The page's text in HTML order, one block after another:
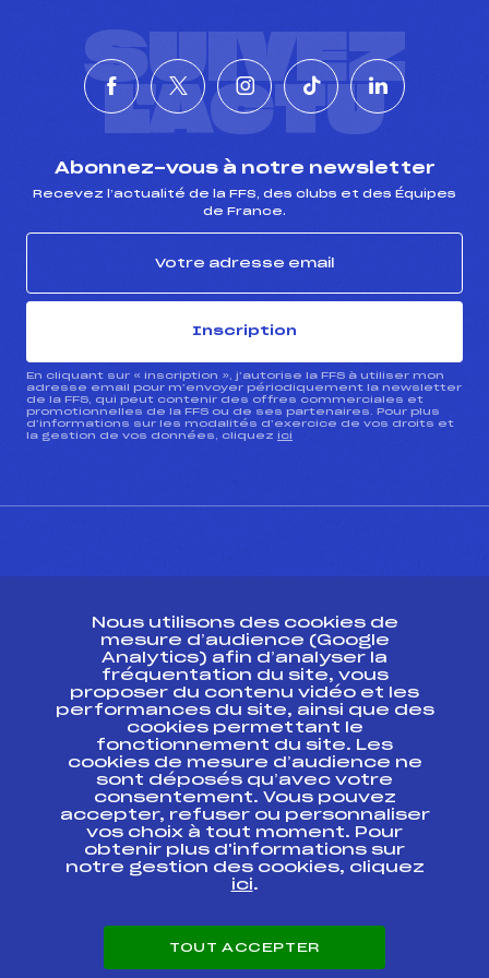
SUIVEZ
L'ACTU
Abonnez-vous à notre newsletter
Recevez l’actualité de la FFS, des clubs et des Équipes
de France.
Inscription
En cliquant sur « inscription », j’autorise la FFS à utiliser mon
adresse email pour m’envoyer périodiquement la newsletter
de la FFS, qui peut contenir des offres commerciales et
promotionnelles de la FFS ou de ses partenaires. Pour plus
d’informations sur les modalités d’exercice de vos droits et
la gestion de vos données, cliquez ici
Ressources
Pass’Neige
Projet sportif fédéral
Projet de performance fédéral
Antidopage
Pôle Développement, Formation, Suivi
Scientifique
Listes ministérielles
Pôle vie de l’athlète
Enseignement professionnel
Carrières
Nous utilisons des cookies de
mesure d’audience (Google
Analytics) afin d’analyser la
fréquentation du site, vous
proposer du contenu vidéo et les
performances du site, ainsi que des
cookies permettant le
fonctionnement du site. Les
cookies de mesure d’audience ne
sont déposés qu’avec votre
consentement. Vous pouvez
accepter, refuser ou personnaliser
vos choix à tout moment. Pour
obtenir plus d'informations sur
notre gestion des cookies, cliquez
ici.
TOUT ACCEPTER